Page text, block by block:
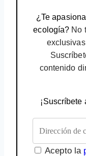
¿Te
ecología? No
contenido
¡Suscríbete
Acepto la